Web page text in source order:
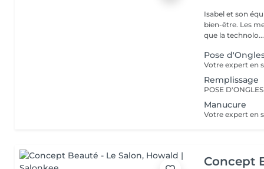
Isabel et son
bien-être. Les meilleures marques esthétiques et cosmétiques ainsi
que la technolo...
Pose
Remplissage
Manucure
Concept